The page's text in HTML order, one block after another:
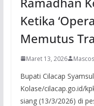
Ketika
Memutus
Maret 13, 2026 Mascos
Bupati Cilacap
Kolase/cilacap.go.id/
siang (13/3/2026) di